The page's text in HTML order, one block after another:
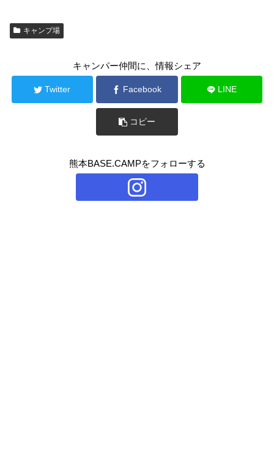
キャンプ場
キャンパー仲間に、情報シェア
Twitter Facebook LINE
コピー
熊本BASE.CAMPをフォローする